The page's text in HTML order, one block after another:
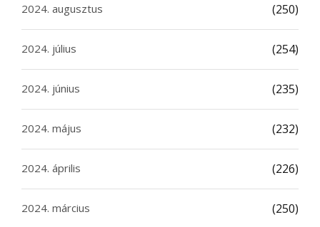
2024. augusztus (250)
2024. július (254)
2024. június (235)
2024. május (232)
2024. április (226)
2024. március (250)